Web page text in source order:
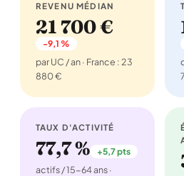
REVENU MÉDIAN
21 700 €
-9,1 %
par UC / an · France : 23
880 €
TAUX D'ACTIVITÉ
77,7 % +5,7 pts
actifs / 15-64 ans ·